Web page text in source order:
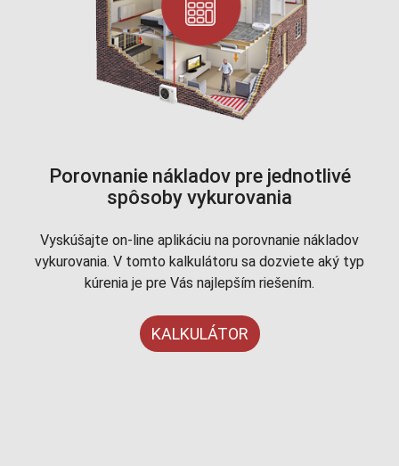
Porovnanie nákladov pre jednotlivé
spôsoby vykurovania
Vyskúšajte on-line aplikáciu na porovnanie nákladov
vykurovania. V tomto kalkulátoru sa dozviete aký typ
kúrenia je pre Vás najlepším riešením.
KALKULÁTOR